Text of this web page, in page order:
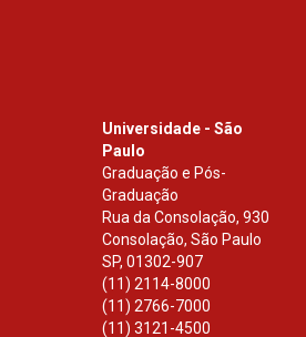
Universidade - São
Paulo
Graduação e Pós-
Graduação
Rua da Consolação, 930
Consolação, São Paulo
SP, 01302-907
(11) 2114-8000
(11) 2766-7000
(11) 3121-4500